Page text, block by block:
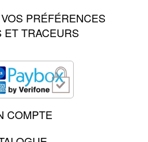
PRÉFÉRENCES
ET TRACEURS
COMPTE